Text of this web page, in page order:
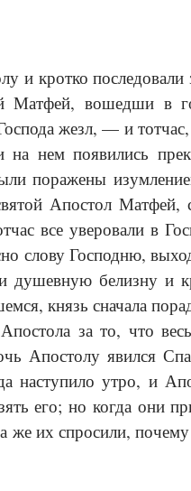
и кротко последовали
Матфей, вошедши в
жезл, — и
на нем появились
поражены
Апостол Матфей,
все уверовали в
слову Господню,
душевную белизну и
князь сначала
за то, что
Апостолу явился
наступило утро, и
его; но когда они
же их спросили,